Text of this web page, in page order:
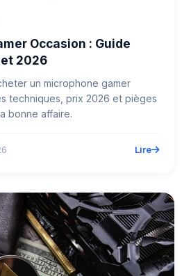
Occasion : Guide
2026
un microphone gamer
techniques, prix 2026 et pièges
bonne affaire.
Lire